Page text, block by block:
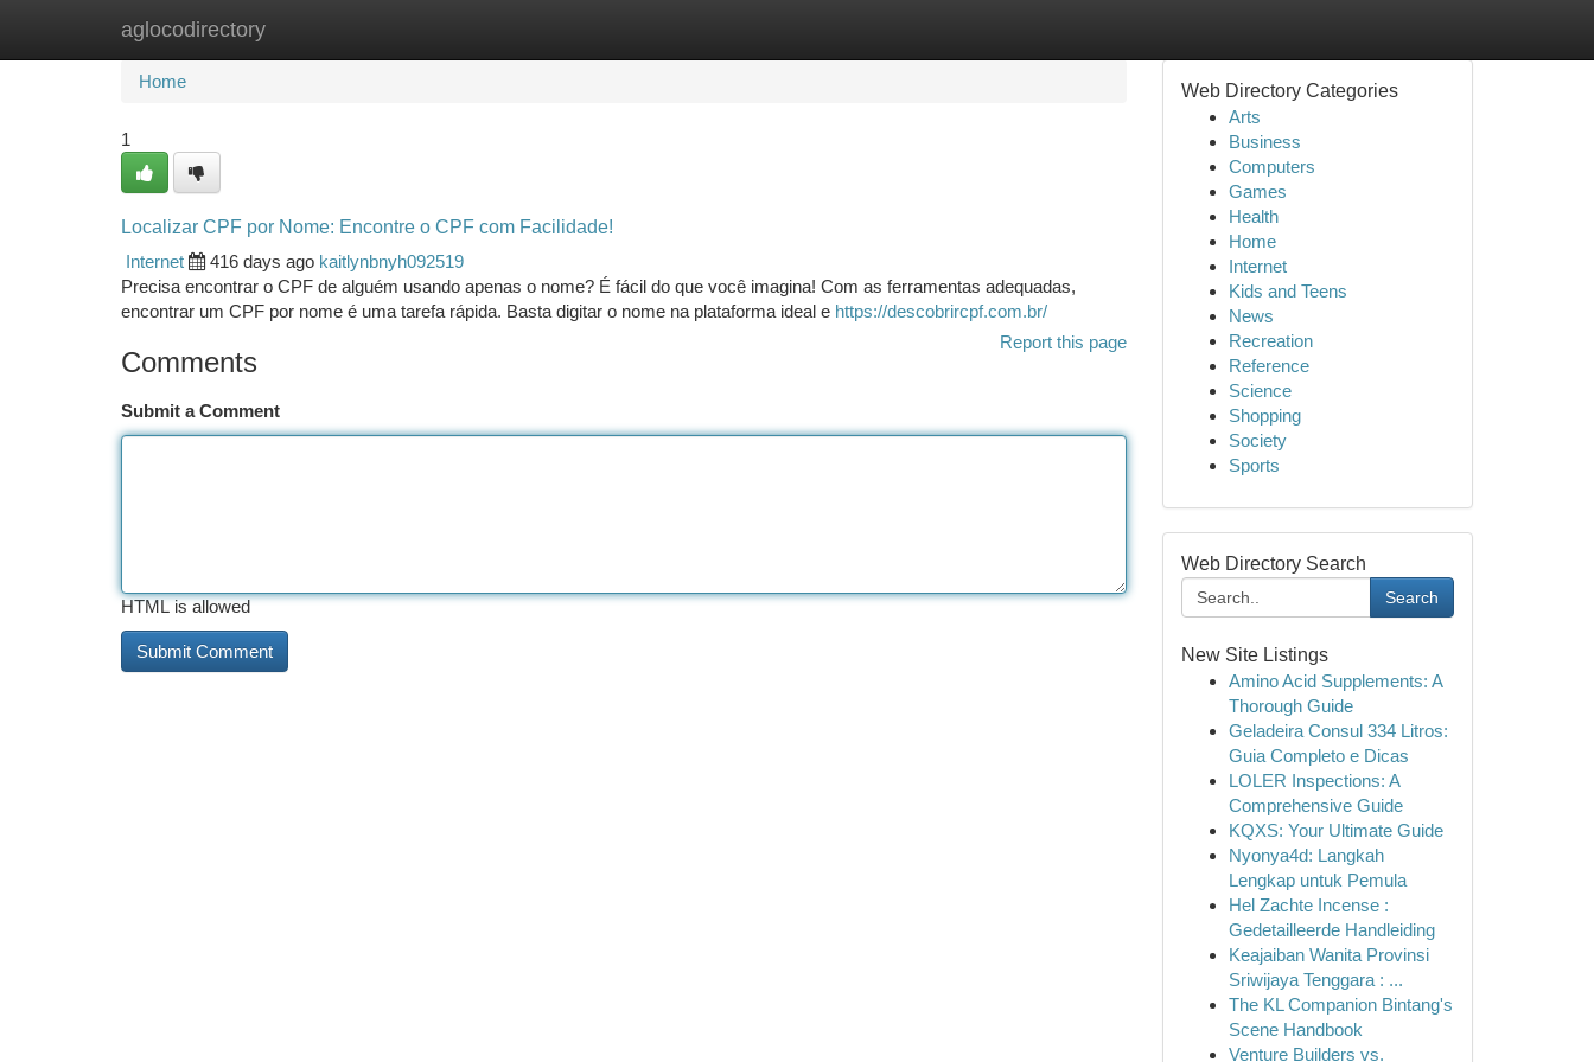
aglocodirectory
Home New Site Listings
Home
1
Localizar CPF por Nome: Encontre o CPF com Facilidade!
Internet
416 days ago kaitlynbnyh092519
Precisa encontrar o CPF de alguém usando apenas o nome? É fácil do que você imagina! Com as ferramentas adequadas,
encontrar um CPF por nome é uma tarefa rápida. Basta digitar o nome na plataforma ideal e https://descobrircpf.com.br/
Report this page
Comments
Submit a Comment
HTML is allowed
Web Directory Categories
Arts
Business
Computers
Games
Health
Home
Internet
Kids and Teens
News
Recreation
Reference
Science
Shopping
Society
Sports
Web Directory Search
Search
New Site Listings
Amino Acid Supplements: A
Thorough Guide
Geladeira Consul 334 Litros:
Guia Completo e Dicas
LOLER Inspections: A
Comprehensive Guide
KQXS: Your Ultimate Guide
Nyonya4d: Langkah
Lengkap untuk Pemula
Hel Zachte Incense :
Gedetailleerde Handleiding
Keajaiban Wanita Provinsi
Sriwijaya Tenggara : ...
The KL Companion Bintang's
Scene Handbook
Venture Builders vs.